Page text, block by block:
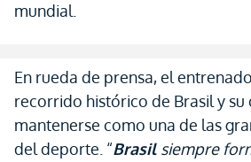
mundial.
En rueda de prensa, el
recorrido histórico de Brasil y su
mantenerse como una de las
del deporte. “Brasil siempre